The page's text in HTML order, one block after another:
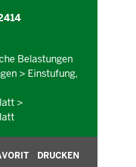
Belastungen
> Einstufung,
>
DRUCKEN